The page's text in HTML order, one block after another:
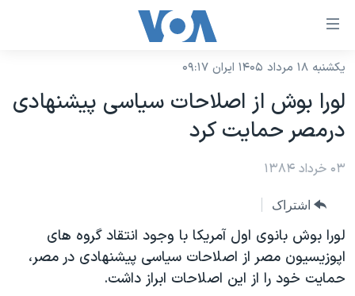
لینکهای
دسترسی
جهش
محتوای
اصلی
صفحه
اصلی
جهش
نسخه سبک وب‌سایت
موضوع ها
ایران
آمریکا
جهان
ورزشی
گزیده‌ها
برنامه های تلویزیونی
جدول برنامه ها
صفحه‌های ویژه
جام جهانی ۲۰۲۶
عملیات خشم حماسی
فرکانس‌های صدای آمریکا
پخش رادیویی
یکشنبه ۱۸ مرداد ۱۴۰۵ ایران ۰۹:۱۷
لورا بوش از اصلاحات سياسی پيشنهادی
درمصر حمايت کرد
۰۳ خرداد ۱۳۸۴
اشتراک
لورا بوش بانوی اول آمريکا با وجود انتقاد گروه های
اپوزيسيون مصر از اصلاحات سياسی پيشنهادی در مصر،
حمايت خود را از اين اصلاحات ابراز داشت.